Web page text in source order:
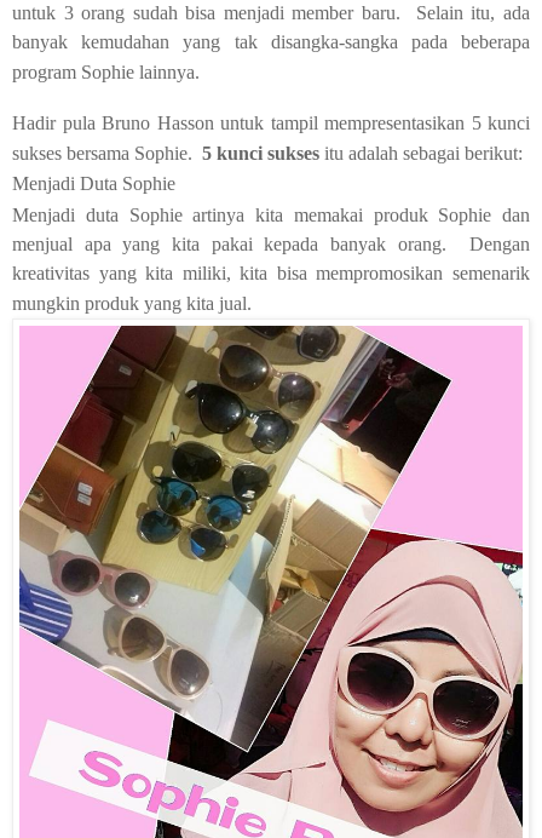
untuk 3 orang sudah bisa menjadi member baru. Selain itu, ada
banyak kemudahan yang tak disangka-sangka pada beberapa
program Sophie lainnya.
Hadir pula Bruno Hasson untuk tampil mempresentasikan 5 kunci
sukses bersama Sophie. 5 kunci sukses itu adalah sebagai berikut:
Menjadi Duta Sophie
Menjadi duta Sophie artinya kita memakai produk Sophie dan
menjual apa yang kita pakai kepada banyak orang. Dengan
kreativitas yang kita miliki, kita bisa mempromosikan semenarik
mungkin produk yang kita jual.